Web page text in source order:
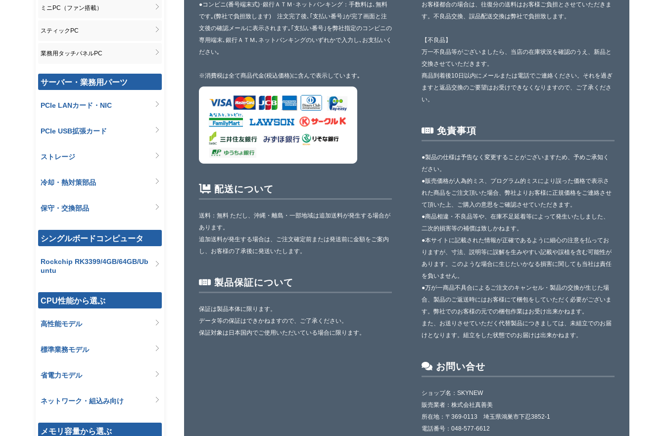
●コンビニ(番号端末式)･銀行ＡＴＭ･ネットバンキング：手数料は､無料
です｡(弊社で負担致します) 注文完了後､｢支払い番号｣が完了画面と注
文後の確認メールに表示されます｡｢支払い番号｣を弊社指定のコンビニの
専用端末､銀行ＡＴＭ､ネットバンキングのいずれかで入力し､お支払いく
ださい｡
※消費税は全て商品代金(税込価格)に含んで表示しています｡
配送について
送料：無料 ただし、沖縄・離島・一部地域は追加送料が発生する場合が
あります。
追加送料が発生する場合は、ご注文確定前または発送前に金額をご案内
し、お客様の了承後に発送いたします。
製品保証について
保証は製品本体に限ります。
データ等の保証はできかねますので、ご了承ください。
保証対象は日本国内でご使用いただいている場合に限ります。
お客様都合の場合は、往復分の送料はお客様ご負担とさせていただきま
す。不良品交換、誤品配送交換は弊社で負担致します。
【不良品】
万一不良品等がございましたら、当店の在庫状況を確認のうえ、新品と
交換させていただきます。
商品到着後10日以内にメールまたは電話でご連絡ください。それを過ぎ
ますと返品交換のご要望はお受けできなくなりますので、ご了承くださ
い。
免責事項
●製品の仕様は予告なく変更することがございますため、予めご承知く
ださい。
●販売価格が人為的ミス、プログラム的ミスにより誤った価格で表示さ
れた商品をご注文頂いた場合、弊社よりお客様に正規価格をご連絡させ
て頂いた上、ご購入の意思をご確認させていただきます。
●商品相違・不良品等や、在庫不足延着等によって発生いたしました、
二次的損害等の補償は致しかねます。
●本サイトに記載された情報が正確であるように細心の注意を払ってお
りますが、寸法、説明等に誤解を生みやすい記載や誤植を含む可能性が
あります。このような場合に生じたいかなる損害に関しても当社は責任
を負いません。
●万が一商品不具合によるご注文のキャンセル・製品の交換が生じた場
合、製品のご返送時にはお客様にて梱包をしていただく必要がございま
す。弊社でのお客様の元での梱包作業はお受け出来かねます。
また、お送りさせていただく代替製品につきましては、未組立でのお届
けとなります。組立をした状態でのお届けは出来かねます。
お問い合せ
ショップ名：SKYNEW
販売業者：株式会社真善美
所在地：〒369-0113 埼玉県鴻巣市下忍3852-1
電話番号：048-577-6612
ミニPC（ファン搭載）
スティックPC
業務用タッチパネルPC
サーバー・業務用パーツ
PCIe LANカード・NIC
PCIe USB拡張カード
ストレージ
冷却・熱対策部品
保守・交換部品
シングルボードコンピュータ
Rockchip RK3399/4GB/64GB/Ub
untu
CPU性能から選ぶ
高性能モデル
標準業務モデル
省電力モデル
ネットワーク・組込み向け
メモリ容量から選ぶ